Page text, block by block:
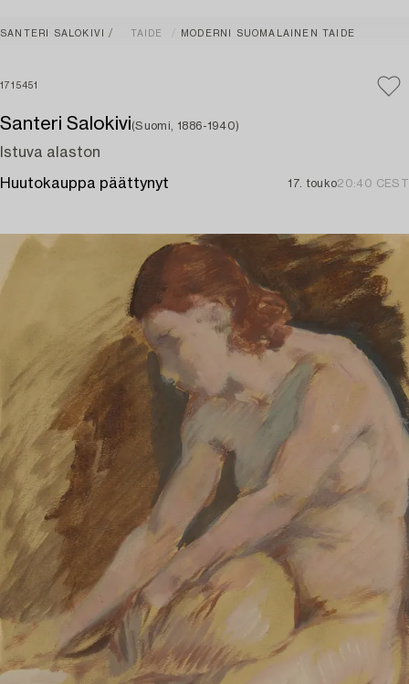
SANTERI SALOKIVI TAIDE MODERNI SUOMALAINEN TAIDE
1715451
Santeri Salokivi(Suomi, 1886-1940)
Istuva alaston
Huutokauppa päättynyt 17. touko20:40 CEST